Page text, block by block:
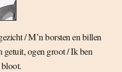
/ M’n borsten en billen
ogen groot / Ik ben
bloot.